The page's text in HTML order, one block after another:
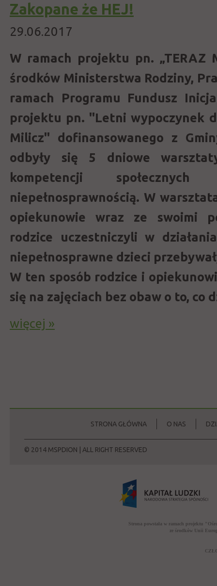
Zakopane że HEJ!
29.06.2017
W ramach projektu pn. „TERAZ
środków Ministerstwa Rodziny,
ramach Programu Fundusz
projektu pn. "Letni wypoczynek
Milicz" dofinansowanego z
odbyły się 5 dniowe
kompetencji
niepełnosprawnością. W
opiekunowie wraz ze swoimi
rodzice uczestniczyli w
niepełnosprawne dzieci
W ten sposób rodzice i
się na zajęciach bez obaw o to, co
więcej »
STRONA GŁÓWNA O NAS
© 2014 MSPDION | ALL RIGHT RESERVED
Strona powstała w ramach projektu
ze środków Unii